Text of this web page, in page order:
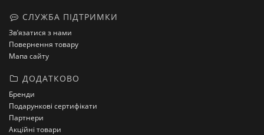
СЛУЖБА ПІДТРИМКИ
Зв’язатися з нами
Повернення товару
Мапа сайту
ДОДАТКОВО
Бренди
Подарункові сертифікати
Партнери
Акційні товари